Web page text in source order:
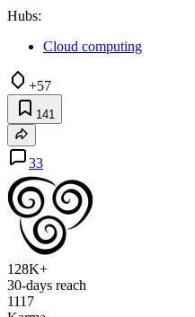
Hubs:
Cloud computing
+57
141
33
128K+
30-days reach
1117